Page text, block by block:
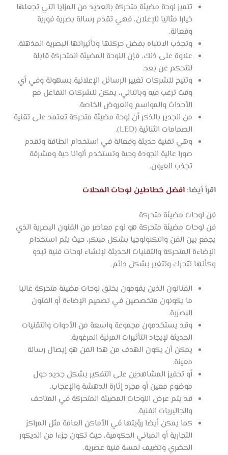
تتميز لوحة مضيئة متحركة بالعديد من المزايا التي تجعلها
خيارا مثاليا للإعلان، فهي تقدم رسالة بصرية فورية
وفعالة.
وتجذب الانتباه بفضل حركتها وتأثيراتها البصرية المذهلة.
علاوة على ذلك، فإن اللوحة المضيئة المتحركة قابلة
للتحكم عن بعد.
وتتيح للشركات تغيير الرسائل الإعلانية بسهولة وفي أي
وقت ترغب فيه وبالتالي، يمكن للشركات التفاعل مع
الأحداث والمواسم والعروض الخاصة.
من الجدير بالذكر أن لوحة مضيئة متحركة تعتمد على تقنية
الصمامات الثنائية (LED).
وهي تقنية حديثة وفعالة في استخدام الطاقة وتقدم
صورا عالية الجودة وحية وتستخدم ألوانا حية ومشرقة
تجذب العيون.
اقرأ أيضا: افضل خطاطين لوحات المحلات
فن لوحات مضيئة متحركة
فن لوحات مضيئة متحركة هو نوع معاصر من الفنون البصرية الذي
يجمع بين الفن والتكنولوجيا بشكل مبتكر، حيث يتم استخدام
الإضاءة المتحركة والتقنيات الحديثة لإنشاء لوحات فنية تبدو
وكأنها تتحرك وتتغير بشكل دائم.
الفنانون الذين يقومون بخلق لوحات مضيئة متحركة غالبا
ما يكونون متخصصين في تصميم الإضاءة أو الفنون
البصرية.
وقد يستخدمون مجموعة واسعة من الأدوات والتقنيات
الحديثة لإيجاد التأثيرات المرئية المرغوبة.
يمكن أن يكون الهدف من هذا الفن هو إيصال رسالة
معينة.
أو تحفيز المشاهدين على التفكير بشكل جديد حول
موضوع معين أو مجرد إثارة الدهشة والإعجاب.
قد يتم عرض اللوحات المضيئة المتحركة في المتاحف
والجاليريات الفنية.
كما يمكن أيضا رؤيتها في الأماكن العامة مثل المراكز
التجارية أو المباني الحكومية، حيث تكون جزءا من الديكور
الحضري وتضيف لمسة فنية عصرية.